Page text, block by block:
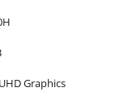
Graphics